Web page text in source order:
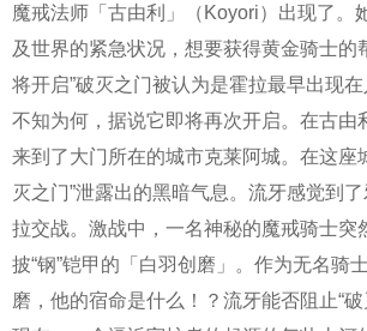
魔戒法师「古由利」（Koyori）出现了。
及世界的紧急状况，想要获得黄金骑士的
将开启”破灭之门被认为是霍拉最早出现在
不知为何，据说它即将再次开启。在古由
来到了大门所在的城市克莱阿城。在这座
灭之门”泄露出的黑暗气息。流牙感觉到
拉交战。激战中，一名神秘的魔戒骑士突
披“钢”铠甲的「白羽创磨」。作为无名骑
磨，他的宿命是什么！？流牙能否阻止“破